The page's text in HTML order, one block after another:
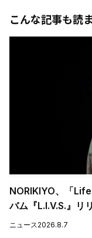
こんな記事も読
NORIKIYO、「
バム『L.I.V.S.』リ
ニュース2026.8.7